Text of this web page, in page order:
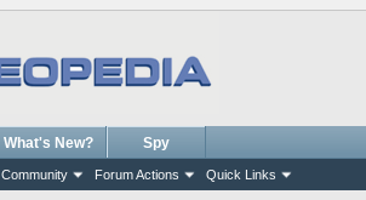
Community Forum Actions Quick Links
What's New? Spy